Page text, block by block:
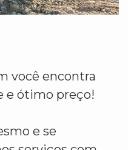
você encontra
e ótimo preço!
e se